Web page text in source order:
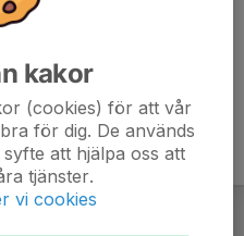
kakor
(cookies) för att vår
för dig. De används
att hjälpa oss att
tjänster.
vi cookies